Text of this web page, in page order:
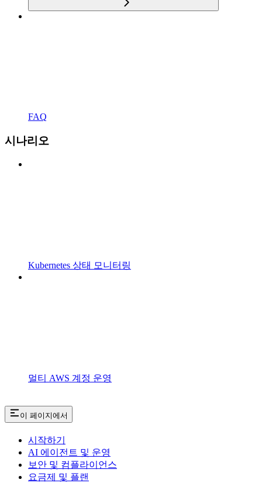
FAQ
시나리오
Kubernetes 상태 모니터링
멀티 AWS 계정 운영
이 페이지에서
시작하기
AI 에이전트 및 운영
보안 및 컴플라이언스
요금제 및 플랜